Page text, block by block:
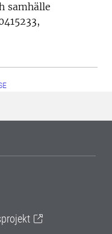
samhälle